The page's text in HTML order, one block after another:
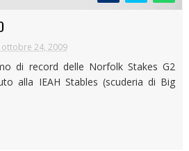
24, 2009
di record delle Norfolk Stakes G2
alla IEAH Stables (scuderia di Big